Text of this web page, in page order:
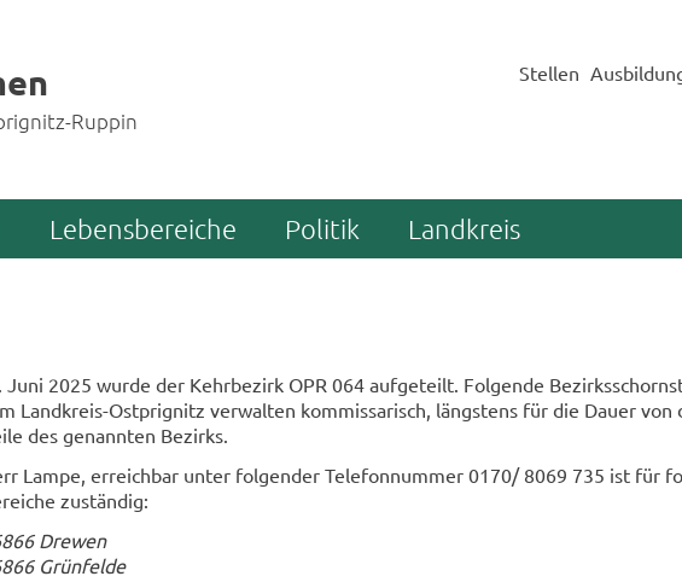
Ruppin
Stellen
Lebensbereiche Politik Landkreis
Juni 2025 wurde der Kehr­be­zirk OPR 064 auf­ge­teilt. Fol­gen­de
Landkreis-​Ostprignitz ver­wal­ten kom­mis­sa­risch, längs­tens für die Dauer
des ge­nann­ten Be­zirks.
Lampe, er­reich­bar unter fol­gen­der Te­le­fon­num­mer 0170/ 8069 735 ist für
zu­stän­dig:
Dre­wen
Grün­fel­de